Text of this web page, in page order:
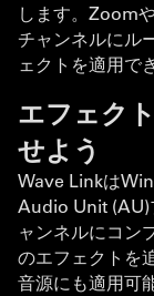
します。Zoom
チャンネルにル
ェクトを適用で
エフェク
せよう
Wave Linkは
Audio Unit (AU)
ャンネルにコン
のエフェクトを
音源にも適用可